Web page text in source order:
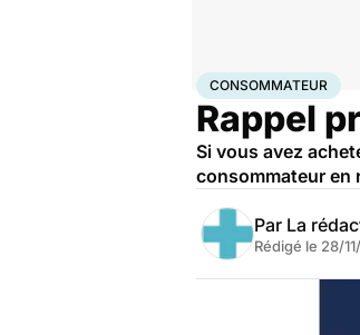
AccueilSanté
CONSOMMATEUR
Rappel
Si vous avez
consommateur en
Par La
Rédigé le 28/